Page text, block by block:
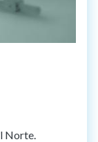
Norte.